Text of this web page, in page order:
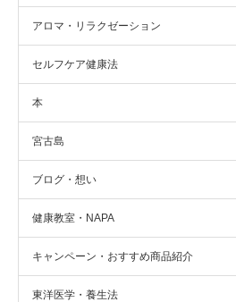
アロマ・リラクゼーション
セルフケア健康法
本
宮古島
ブログ・想い
健康教室・NAPA
キャンペーン・おすすめ商品紹介
東洋医学・養生法